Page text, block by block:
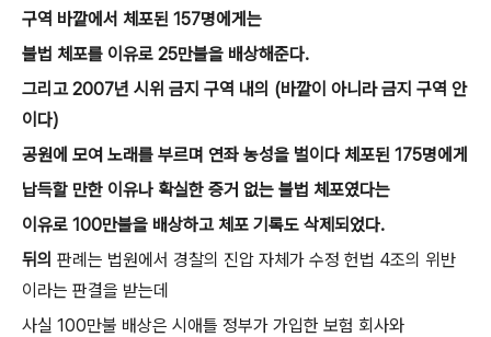
구역 바깥에서 체포된 157명에게는
불법 체포를 이유로 25만불을 배상해준다.
그리고 2007년 시위 금지 구역 내의 (바깥이 아니라 금지 구역 안
이다)
공원에 모여 노래를 부르며 연좌 농성을 벌이다 체포된 175명에게
납득할 만한 이유나 확실한 증거 없는 불법 체포였다는
이유로 100만불을 배상하고 체포 기록도 삭제되었다.
뒤의 판례는 법원에서 경찰의 진압 자체가 수정 헌법 4조의 위반
이라는 판결을 받는데
사실 100만불 배상은 시애틀 정부가 가입한 보험 회사와